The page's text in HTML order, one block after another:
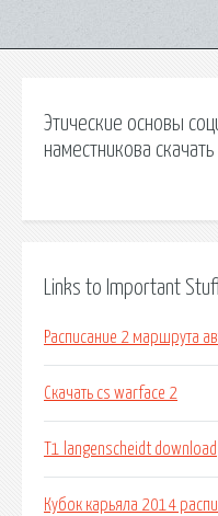
Этические основы
наместникова скачать
Links to Important
Расписание 2 маршрута
Скачать cs warface 2
T1 langenscheidt download
Кубок карьяла 2014